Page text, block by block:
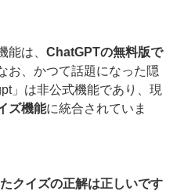
能は、 ChatGPTの無料版で
お、かつて話題になった隠
」は非公式機能であり、現
ズ機能に統合されていま
クイズの正解は正しいです